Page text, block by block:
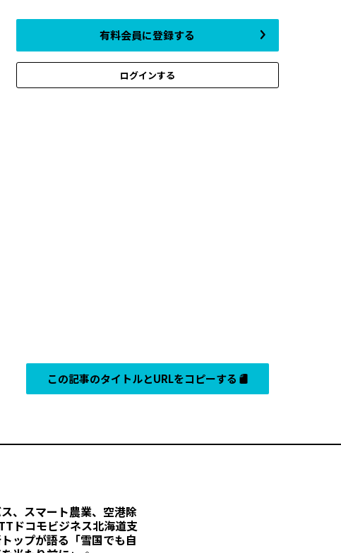
有料会員に登録する
ログインする
この記事のタイトルとURLをコピーする
、スマート農業、空港除
ドコモビジネス北海道支
ップが語る「雪国でも自